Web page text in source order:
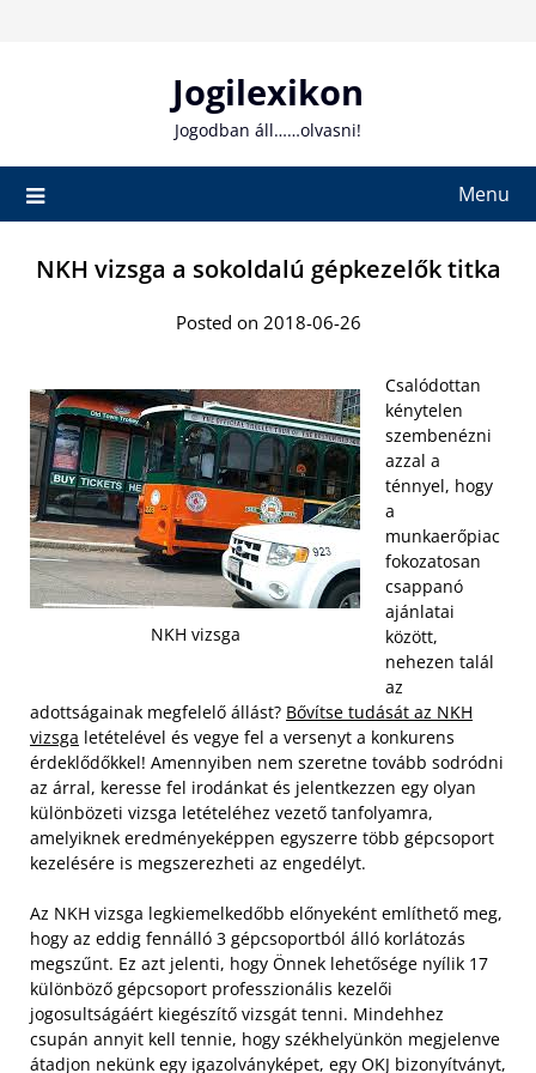
Jogilexikon
Jogodban áll……olvasni!
Menu
NKH vizsga a sokoldalú gépkezelők titka
Posted on 2018-06-26
NKH vizsga
Csalódottan
kénytelen
szembenézni
azzal a
ténnyel, hogy
a
munkaerőpiac
fokozatosan
csappanó
ajánlatai
között,
nehezen talál
az
adottságainak megfelelő állást? Bővítse tudását az NKH
vizsga letételével és vegye fel a versenyt a konkurens
érdeklődőkkel! Amennyiben nem szeretne tovább sodródni
az árral, keresse fel irodánkat és jelentkezzen egy olyan
különbözeti vizsga letételéhez vezető tanfolyamra,
amelyiknek eredményeképpen egyszerre több gépcsoport
kezelésére is megszerezheti az engedélyt.
Az NKH vizsga legkiemelkedőbb előnyeként említhető meg,
hogy az eddig fennálló 3 gépcsoportból álló korlátozás
megszűnt. Ez azt jelenti, hogy Önnek lehetősége nyílik 17
különböző gépcsoport professzionális kezelői
jogosultságáért kiegészítő vizsgát tenni. Mindehhez
csupán annyit kell tennie, hogy székhelyünkön megjelenve
átadjon nekünk egy igazolványképet, egy OKJ bizonyítványt,